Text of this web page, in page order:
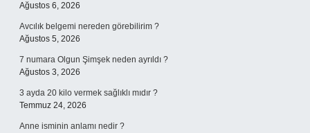
Ağustos 6, 2026
Avcılık belgemi nereden görebilirim ?
Ağustos 5, 2026
7 numara Olgun Şimşek neden ayrıldı ?
Ağustos 3, 2026
3 ayda 20 kilo vermek sağlıklı mıdır ?
Temmuz 24, 2026
Anne isminin anlamı nedir ?